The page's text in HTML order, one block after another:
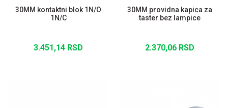
30MM kontaktni blok 1N/O
1N/C
3.451,14 RSD
30MM providna kapica za
taster bez lampice
2.370,06 RSD